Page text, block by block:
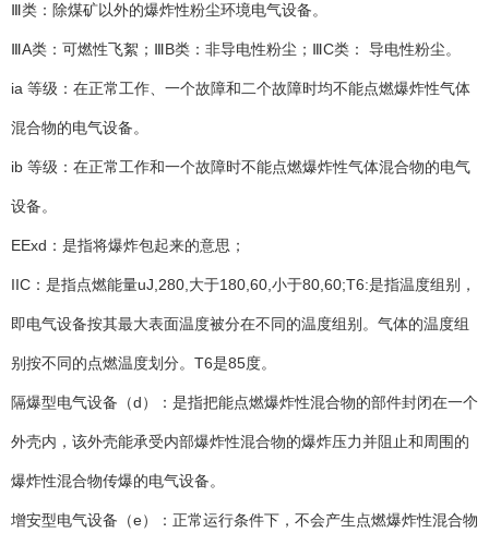
Ⅲ类：除煤矿以外的爆炸性粉尘环境电气设备。
ⅢA类：可燃性飞絮；ⅢB类：非导电性粉尘；ⅢC类： 导电性粉尘。
ia 等级：在正常工作、一个故障和二个故障时均不能点燃爆炸性气体
混合物的电气设备。
ib 等级：在正常工作和一个故障时不能点燃爆炸性气体混合物的电气
设备。
EExd：是指将爆炸包起来的意思；
IIC：是指点燃能量uJ,280,大于180,60,小于80,60;T6:是指温度组别，
即电气设备按其最大表面温度被分在不同的温度组别。气体的温度组
别按不同的点燃温度划分。T6是85度。
隔爆型电气设备（d）：是指把能点燃爆炸性混合物的部件封闭在一个
外壳内，该外壳能承受内部爆炸性混合物的爆炸压力并阻止和周围的
爆炸性混合物传爆的电气设备。
增安型电气设备（e）：正常运行条件下，不会产生点燃爆炸性混合物